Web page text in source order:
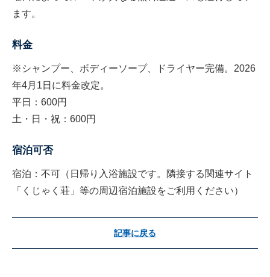
ます。
料金
※シャンプー、ボディーソープ、ドライヤー完備。2026
年4月1日に料金改定。
平日：600円
土・日・祝：600円
宿泊可否
宿泊：不可（日帰り入浴施設です。隣接する関連サイト
「くじゃく荘」等の周辺宿泊施設をご利用ください）
記事に戻る